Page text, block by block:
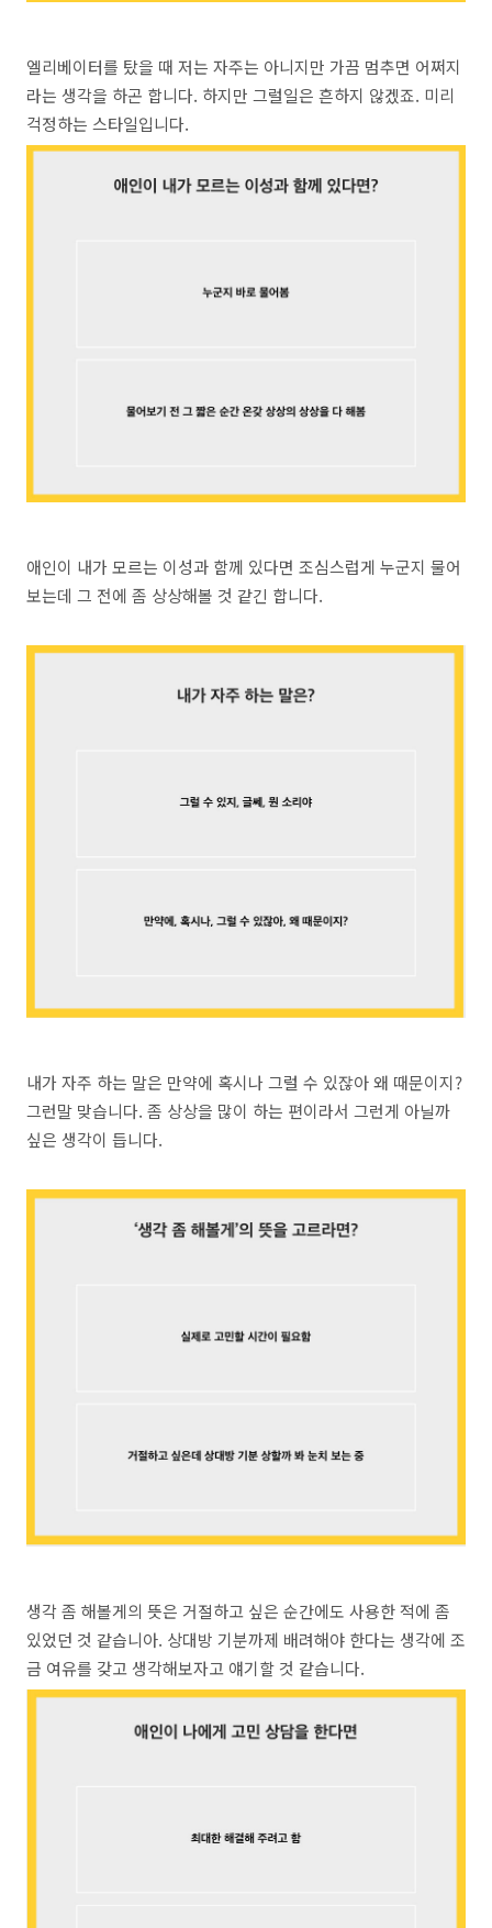
엘리베이터를 탔을 때 저는 자주는 아니지만 가끔 멈추면 어쩌지
라는 생각을 하곤 합니다. 하지만 그럴일은 흔하지 않겠죠. 미리
걱정하는 스타일입니다.
애인이 내가 모르는 이성과 함께 있다면 조심스럽게 누군지 물어
보는데 그 전에 좀 상상해볼 것 같긴 합니다.
내가 자주 하는 말은 만약에 혹시나 그럴 수 있잖아 왜 때문이지?
그런말 맞습니다. 좀 상상을 많이 하는 편이라서 그런게 아닐까
싶은 생각이 듭니다.
생각 좀 해볼게의 뜻은 거절하고 싶은 순간에도 사용한 적에 좀
있었던 것 같습니아. 상대방 기분까제 배려해야 한다는 생각에 조
금 여유를 갖고 생각해보자고 얘기할 것 같습니다.